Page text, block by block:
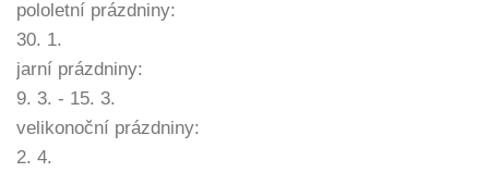
pololetní prázdniny:
30. 1.
jarní prázdniny:
9. 3. - 15. 3.
velikonoční prázdniny:
2. 4.